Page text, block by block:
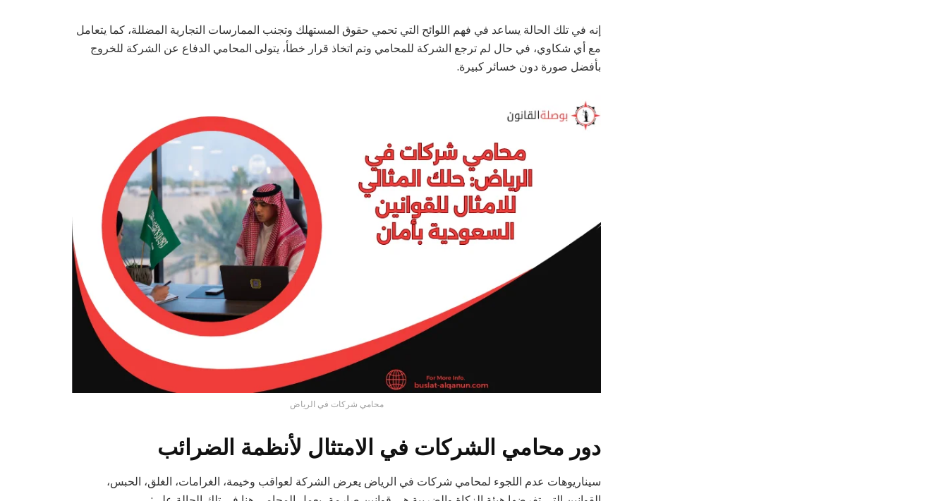
إنه في تلك الحالة يساعد في فهم اللوائح التي تحمي حقوق المستهلك وتجنب الممارسات التجارية المضللة، كما يتعامل
مع أي شكاوي، في حال لم ترجع الشركة للمحامي وتم اتخاذ قرار خطأ، يتولى المحامي الدفاع عن الشركة للخروج
بأفضل صورة دون خسائر كبيرة.
محامي شركات في الرياض
دور محامي الشركات في الامتثال لأنظمة الضرائب
سيناريوهات عدم اللجوء لمحامي شركات في الرياض يعرض الشركة لعواقب وخيمة، الغرامات، الغلق، الحبس،